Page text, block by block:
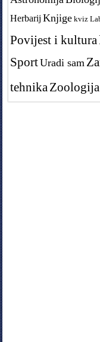
Herbarij Knjige kviz
Povijest i kultura
SportUradi sam
tehnika Zoologija